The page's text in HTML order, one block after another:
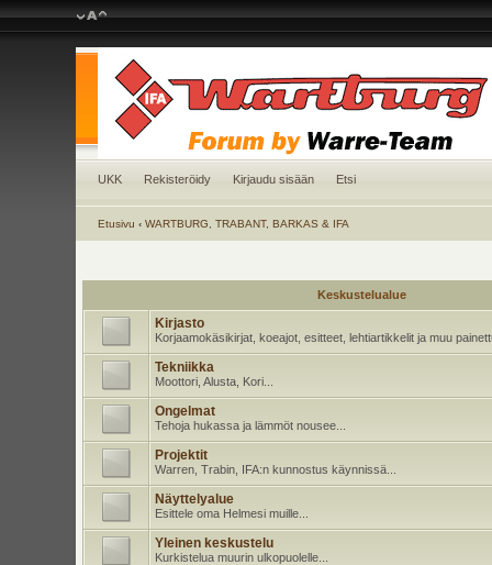
UKK Rekisteröidy Kirjaudu sisään Etsi
Etusivu ‹ WARTBURG, TRABANT, BARKAS & IFA
Keskustelualue
Kirjasto
Korjaamokäsikirjat, koeajot, esitteet, lehtiartikkelit ja muu
Tekniikka
Moottori, Alusta, Kori...
Ongelmat
Tehoja hukassa ja lämmöt nousee...
Projektit
Warren, Trabin, IFA:n kunnostus käynnissä...
Näyttelyalue
Esittele oma Helmesi muille...
Yleinen keskustelu
Kurkistelua muurin ulkopuolelle...